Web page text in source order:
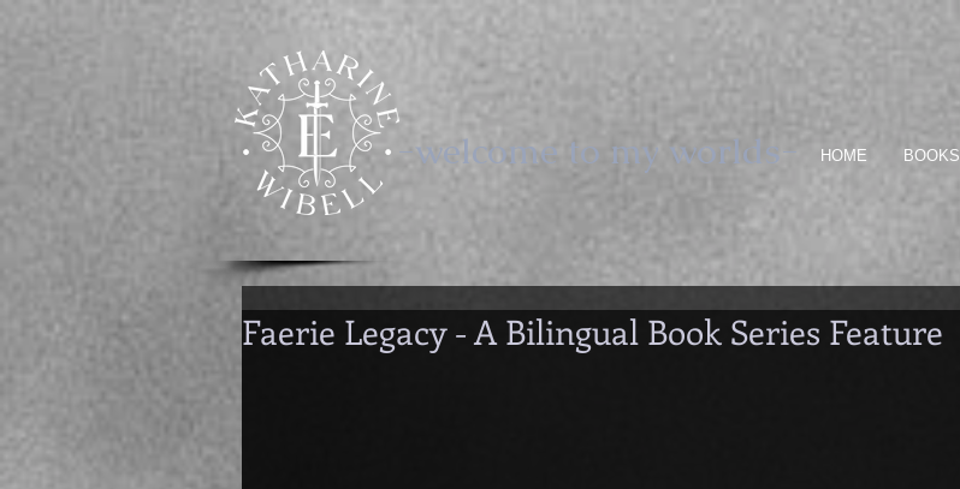
-welcome to my worlds- HOME BOOKS
Faerie Legacy - A Bilingual Book Series Feature